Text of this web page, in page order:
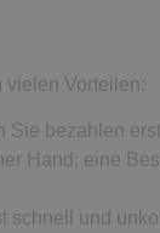
vielen Vorteilen:
bezahlen
Hand; eine
schnell und